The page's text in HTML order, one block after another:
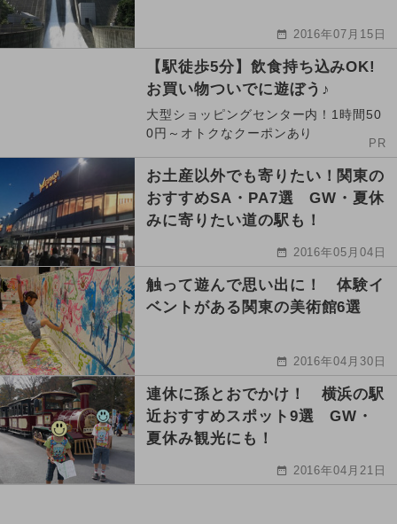
2016年07月15日
【駅徒歩5分】飲食持ち込みOK!
お買い物ついでに遊ぼう♪
大型ショッピングセンター内！1時間50
0円～オトクなクーポンあり
PR
お土産以外でも寄りたい！関東の
おすすめSA・PA7選 GW・夏休
みに寄りたい道の駅も！
2016年05月04日
触って遊んで思い出に！ 体験イ
ベントがある関東の美術館6選
2016年04月30日
連休に孫とおでかけ！ 横浜の駅
近おすすめスポット9選 GW・
夏休み観光にも！
2016年04月21日